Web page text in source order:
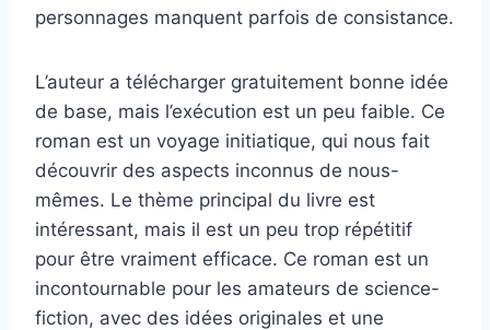
personnages manquent parfois de consistance.
L’auteur a télécharger gratuitement bonne idée
de base, mais l’exécution est un peu faible. Ce
roman est un voyage initiatique, qui nous fait
découvrir des aspects inconnus de nous-
mêmes. Le thème principal du livre est
intéressant, mais il est un peu trop répétitif
pour être vraiment efficace. Ce roman est un
incontournable pour les amateurs de science-
fiction, avec des idées originales et une